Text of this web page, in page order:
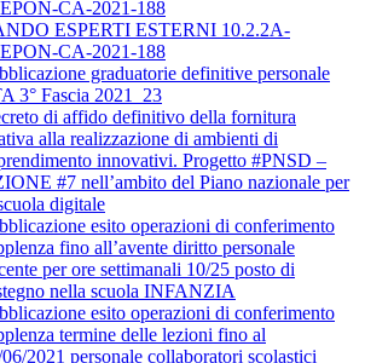
CA-2021-188
ESPERTI ESTERNI 10.2.2A-
CA-2021-188
graduatorie definitive personale
3° Fascia 2021_23
di affido definitivo della fornitura
alla realizzazione di ambienti di
innovativi. Progetto #PNSD –
#7 nell’ambito del Piano nazionale per
digitale
esito operazioni di conferimento
fino all’avente diritto personale
per ore settimanali 10/25 posto di
nella scuola INFANZIA
esito operazioni di conferimento
termine delle lezioni fino al
2021 personale collaboratori scolastici